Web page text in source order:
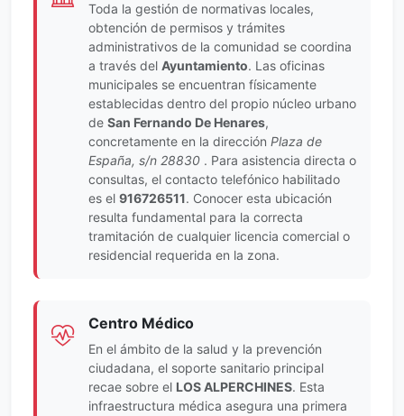
Toda la gestión de normativas locales,
obtención de permisos y trámites
administrativos de la comunidad se coordina
a través del Ayuntamiento. Las oficinas
municipales se encuentran físicamente
establecidas dentro del propio núcleo urbano
de San Fernando De Henares,
concretamente en la dirección Plaza de
España, s/n 28830 . Para asistencia directa o
consultas, el contacto telefónico habilitado
es el 916726511. Conocer esta ubicación
resulta fundamental para la correcta
tramitación de cualquier licencia comercial o
residencial requerida en la zona.
Centro Médico
En el ámbito de la salud y la prevención
ciudadana, el soporte sanitario principal
recae sobre el LOS ALPERCHINES. Esta
infraestructura médica asegura una primera